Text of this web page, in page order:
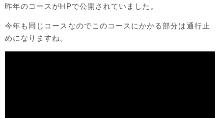
昨年のコースがHPで公開されていました。
今年も同じコースなのでこのコースにかかる部分は通行止
めになりますね。